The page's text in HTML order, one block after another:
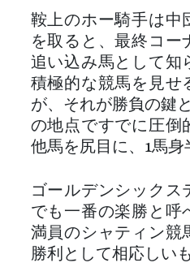
鞍上のホー騎手は中
を取ると、最終コー
追い込み馬として知
積極的な競馬を見せ
が、それが勝負の鍵
の地点ですでに圧倒
他馬を尻目に、1馬身
ゴールデンシックス
でも一番の楽勝と呼
満員のシャティン競
勝利として相応しい